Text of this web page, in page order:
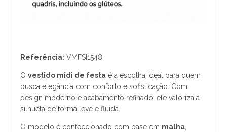
Referência: VMFSI1548
O vestido midi de festa é a escolha ideal para quem
busca elegância com conforto e sofisticação. Com
design moderno e acabamento refinado, ele valoriza a
silhueta de forma leve e fluida.
O modelo é confeccionado com base em malha